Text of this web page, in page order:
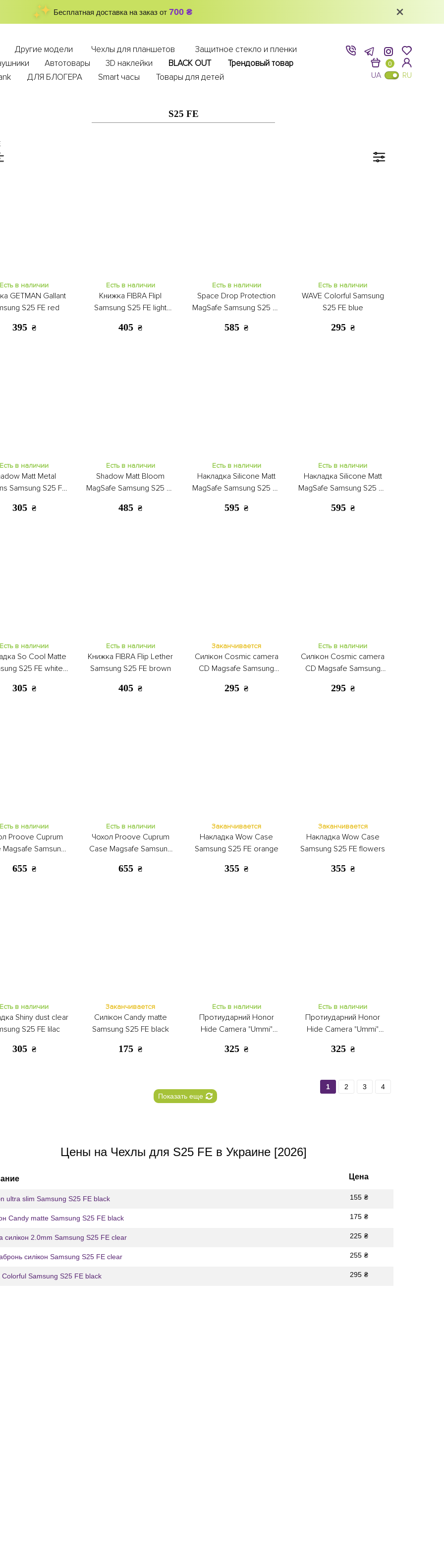
Бесплатная доставка на заказ от 700 ₴
Другие модели Чехлы для планшетов
Защитное стекло и пленки
Автотовары 3D наклейки BLACK OUT
Трендовый товар
ДЛЯ БЛОГЕРА Smart часы Товары для детей
0
UA RU
S25 FE
Есть в наличии
GETMAN Gallant
S25 FE red
395 ₴
Есть в наличии
Книжка FIBRA Flipl
Samsung S25 FE light
405 ₴
Есть в наличии
Space Drop Protection
MagSafe Samsung S25 FE
585 ₴
Есть в наличии
WAVE Colorful Samsung
S25 FE blue
295 ₴
Есть в наличии
Matt Metal
Samsung S25 FE
305 ₴
Есть в наличии
Shadow Matt Bloom
MagSafe Samsung S25 FE
485 ₴
Есть в наличии
Накладка Silicone Matt
MagSafe Samsung S25 FE
595 ₴
Есть в наличии
Накладка Silicone Matt
MagSafe Samsung S25 FE
595 ₴
Есть в наличии
So Cool Matte
S25 FE white
305 ₴
Есть в наличии
Книжка FIBRA Flip Lether
Samsung S25 FE brown
405 ₴
Заканчивается
Силікон Cosmic camera
CD Magsafe Samsung
295 ₴
Есть в наличии
Силікон Cosmic camera
CD Magsafe Samsung
295 ₴
Есть в наличии
Proove Cuprum
Magsafe Samsung
655 ₴
Есть в наличии
Чохол Proove Cuprum
Case Magsafe Samsung
655 ₴
Заканчивается
Накладка Wow Case
Samsung S25 FE orange
355 ₴
Заканчивается
Накладка Wow Case
Samsung S25 FE flowers
355 ₴
Есть в наличии
Shiny dust clear
S25 FE lilac
305 ₴
Заканчивается
Силікон Candy matte
Samsung S25 FE black
175 ₴
Есть в наличии
Протиударний Honor
Hide Camera "Ummi"
325 ₴
Есть в наличии
Протиударний Honor
Hide Camera "Ummi"
325 ₴
Показать еще
1 2 3 4
Цены на Чехлы для S25 FE в Украине [2026]
Цена
ultra slim Samsung S25 FE black 155 ₴
Candy matte Samsung S25 FE black 175 ₴
силікон 2.0mm Samsung S25 FE clear 225 ₴
силікон Samsung S25 FE clear 255 ₴
Colorful Samsung S25 FE black 295 ₴